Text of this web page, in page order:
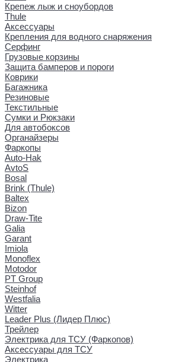
Крепеж лыж и сноубордов
Thule
Аксессуары
Крепления для водного снаряжения
Серфинг
Грузовые корзины
Защита бамперов и пороги
Коврики
Багажника
Резиновые
Текстильные
Сумки и Рюкзаки
Для автобоксов
Органайзеры
Фаркопы
Auto-Hak
AvtoS
Bosal
Brink (Thule)
Baltex
Bizon
Draw-Tite
Galia
Garant
Imiola
Monoflex
Motodor
PT Group
Steinhof
Westfalia
Witter
Leader Plus (Лидер Плюс)
Трейлер
Электрика для ТСУ (Фаркопов)
Аксессуары для ТСУ
Электрика